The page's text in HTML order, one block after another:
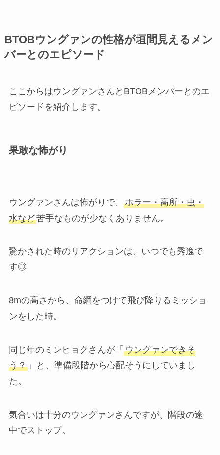
BTOBウングァンの性格が垣間見えるメン
バーとのエピソード
ここからはウングァンさんとBTOBメンバーとのエ
ピソードを紹介します。
果敢な怖がり
ウングァンさんは怖がりで、 ホラー・高所・虫・
水など苦手なものが少なくありません。
驚かされた時のリアクションは、いつでも秀逸で
す◎
8mの高さから、命綱をつけて飛び降りるミッショ
ンをした時。
同じ年のミンヒョクさんが「 ウングァンできそ
う？」と、準備段階から心配そうにしていまし
た。
気合いは十分のウングァンさんですが、階段の途
中でストップ。